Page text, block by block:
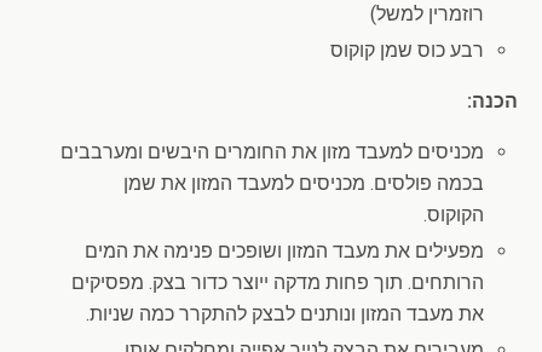
רוזמרין למשל)
רבע כוס שמן קוקוס
הכנה:
מכניסים למעבד מזון את החומרים היבשים ומערבבים
בכמה פולסים. מכניסים למעבד המזון את שמן
הקוקוס.
מפעילים את מעבד המזון ושופכים פנימה את המים
הרותחים. תוך פחות מדקה ייוצר כדור בצק. מפסיקים
את מעבד המזון ונותנים לבצק להתקרר כמה שניות.